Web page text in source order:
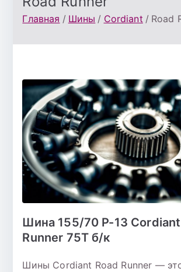
Главная Шины Cordiant Road
Шина 155/70 Р-13 Cordiant
Runner 75T б/к
Шины Cordiant Road Runner —